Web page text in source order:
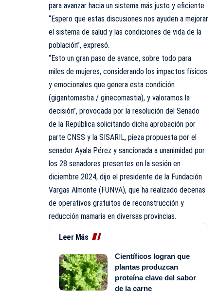
para avanzar hacia un sistema más justo y eficiente.
“Espero que estas discusiones nos ayuden a mejorar
el sistema de salud y las condiciones de vida de la
población”, expresó.
“Esto un gran paso de avance, sobre todo para
miles de mujeres, considerando los impactos físicos
y emocionales que genera esta condición
(gigantomastia / ginecomastia), y valoramos la
decisión”, provocada por la resolución del Senado
de la República solicitando dicha aprobación por
parte CNSS y la SISARIL, pieza propuesta por el
senador Ayala Pérez y sancionada a unanimidad por
los 28 senadores presentes en la sesión en
diciembre 2024, dijo el presidente de la Fundación
Vargas Almonte (FUNVA), que ha realizado decenas
de operativos gratuitos de reconstrucción y
reducción mamaria en diversas provincias.
Leer Más
Científicos logran que
plantas produzcan
proteína clave del sabor
de la carne